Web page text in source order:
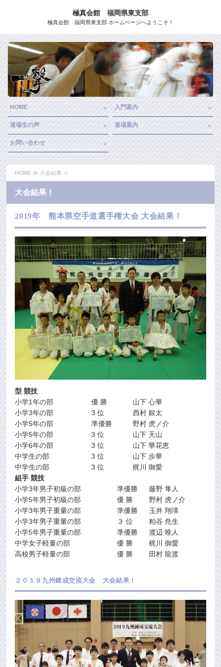
極真会館 福岡県東支部
極真会館 福岡県東支部 ホームページへようこそ！
HOME 入門案内
道場生の声 道場案内
お問い合わせ
HOME ≫ 大会結果 ≫
大会結果！
2019年 熊本県空手道選手権大会 大会結果！
型 競技
小学1年の部
優 勝
山下 心華
小学3年の部
3 位
西村 銀太
小学5年の部
準優勝
野村 虎ノ介
小学5年の部
3 位
山下 天山
小学6年の部
3 位
山下 華花恵
中学生の部
3 位
山下 歩華
中学生の部
3 位
梶川 御愛
組手 競技
小学3年男子初級の部
準優勝
藤野 隼人
小学5年男子初級の部
優 勝
野村 虎ノ介
小学3年男子重量の部
準優勝
玉井 翔瑛
小学3年男子重量の部
３ 位
粕谷 尭生
小学5年男子重量の部
準優勝
渡辺 唯人
中学女子軽量の部
優 勝
梶川 御愛
高校男子軽量の部
優 勝 田村 龍渡
２０１９九州錬成交流大会 大会結果！